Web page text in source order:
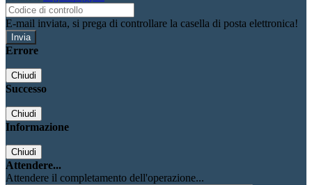
E-mail inviata, si prega di controllare la casella di posta elettronica!
Errore
Chiudi
Successo
Chiudi
Informazione
Chiudi
Attendere...
Attendere il completamento dell'operazione...